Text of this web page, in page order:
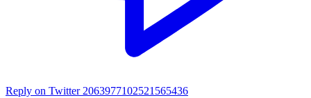
Reply on Twitter 2063977102521565436